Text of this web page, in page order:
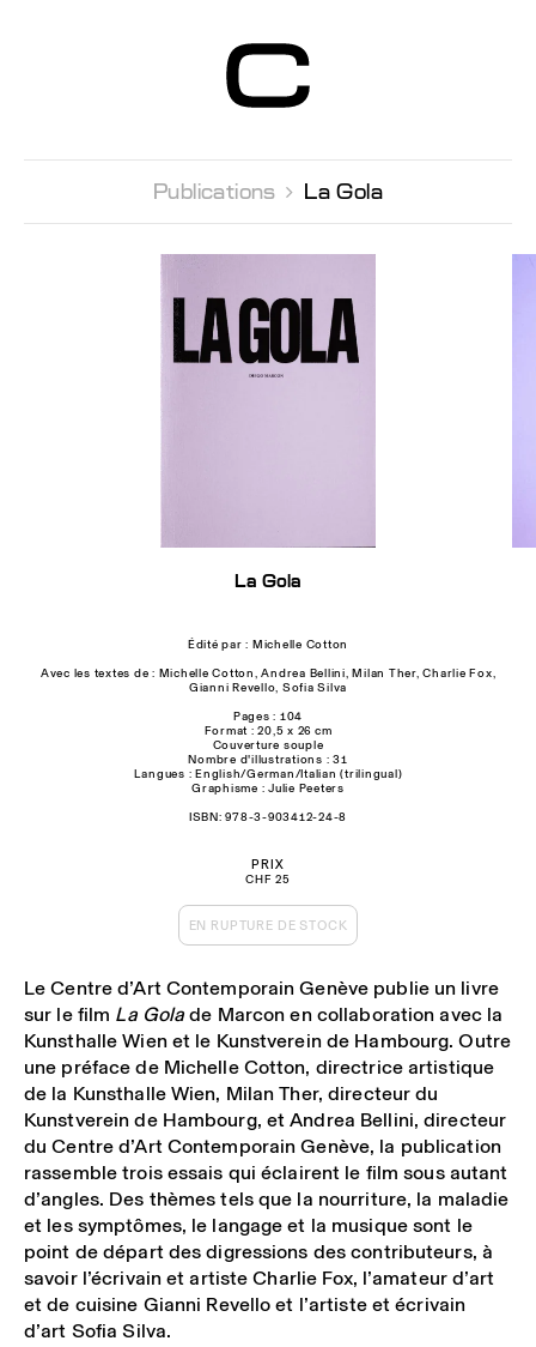
Contemporain
Genève
Publications  La Gola
La Gola
Édité par : Michelle Cotton
Avec les textes de : Michelle Cotton, Andrea Bellini, Milan Ther, Charlie Fox,
Gianni Revello, Sofia Silva
Pages : 104
Format : 20,5 x 26 cm
Couverture souple
Nombre d'illustrations : 31
Langues : English/German/Italian (trilingual)
Graphisme : Julie Peeters
ISBN: 978-3-903412-24-8
PRIX
CHF 25
EN RUPTURE DE STOCK
Le Centre d’Art Contemporain Genève publie un livre
sur le film La Golade Marcon en collaboration avec la
Kunsthalle Wien et le Kunstverein de Hambourg. Outre
une préface de Michelle Cotton, directrice artistique
de la Kunsthalle Wien, Milan Ther, directeur du
Kunstverein de Hambourg, et Andrea Bellini, directeur
du Centre d’Art Contemporain Genève, la publication
rassemble trois essais qui éclairent le film sous autant
d’angles. Des thèmes tels que la nourriture, la maladie
et les symptômes, le langage et la musique sont le
point de départ des digressions des contributeurs, à
savoir l’écrivain et artiste Charlie Fox, l’amateur d’art
et de cuisine Gianni Revello et l’artiste et écrivain
d’art Sofia Silva.